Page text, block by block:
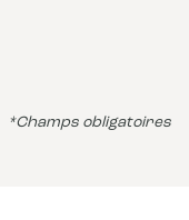
*Champs obligatoires